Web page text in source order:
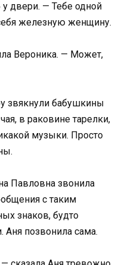
двери. — Тебе одной
железную женщину.
Вероника. — Может,
звякнули бабушкины
в раковине тарелки,
музыки. Просто
Павловна звонила
с таким
знаков, будто
Аня позвонила сама.